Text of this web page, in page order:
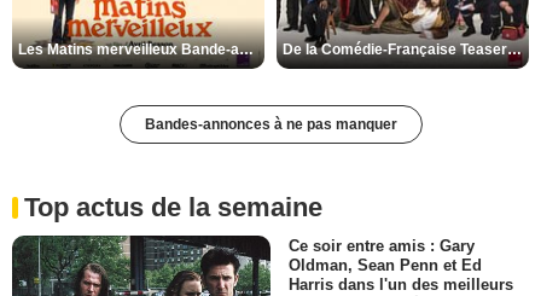
Les Matins merveilleux Bande-annonce VF De la Comédie-Française Teaser VF
Bandes-annonces à ne pas manquer
Top actus de la semaine
Ce soir entre amis : Gary
Oldman, Sean Penn et Ed
Harris dans l'un des meilleurs